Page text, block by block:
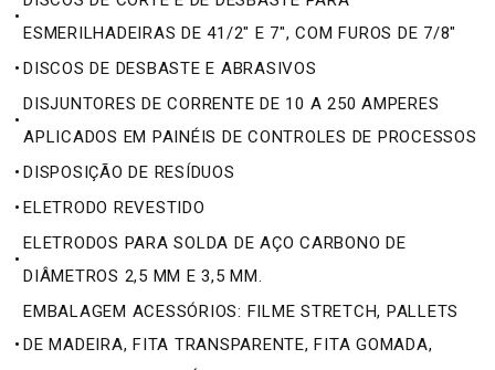
•
ESMERILHADEIRAS DE 41/2" E 7", COM FUROS DE 7/8"
• DISCOS DE DESBASTE E ABRASIVOS
•
DISJUNTORES DE CORRENTE DE 10 A 250 AMPERES
APLICADOS EM PAINÉIS DE CONTROLES DE PROCESSOS
• DISPOSIÇÃO DE RESÍDUOS
• ELETRODO REVESTIDO
•
ELETRODOS PARA SOLDA DE AÇO CARBONO DE
DIÂMETROS 2,5 MM E 3,5 MM.
•
EMBALAGEM ACESSÓRIOS: FILME STRETCH, PALLETS
DE MADEIRA, FITA TRANSPARENTE, FITA GOMADA,